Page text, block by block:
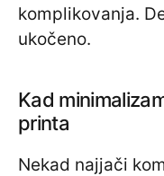
komplikovanja.
ukočeno.
Kad
printa
Nekad najjači